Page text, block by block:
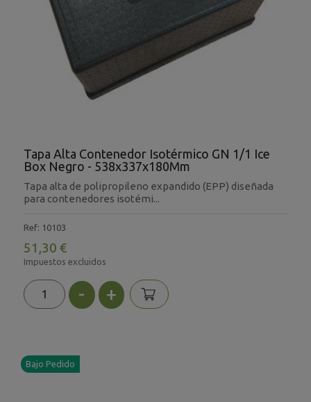
Tapa Alta Contenedor Isotérmico GN 1/1 Ice
Box Negro - 538x337x180Mm
Tapa alta de polipropileno expandido (EPP) diseñada
para contenedores isotémi...
Ref: 10103
51,30 €
Impuestos excluidos
- +
Bajo Pedido